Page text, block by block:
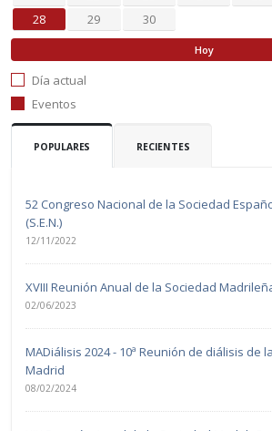
28
29 30
Hoy
Día actual
Eventos
POPULARES RECIENTES
52 Congreso Nacional de la Sociedad
(S.E.N.)
12/11/2022
XVIII Reunión Anual de la Sociedad
02/06/2023
MADiálisis 2024 - 10ª Reunión de diálisis de
Madrid
08/02/2024